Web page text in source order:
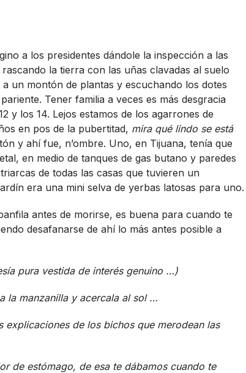
a los presidentes dándole la inspección a las
la tierra con las uñas clavadas al suelo
un montón de plantas y escuchando los dotes
Tener familia a veces es más desgracia
y los 14. Lejos estamos de los agarrones de
en pos de la pubertitad, mira qué lindo se está
y ahí­ fue, n’ombre. Uno, en Tijuana, tení­a que
en medio de tanques de gas butano y paredes
de todas las casas que tuvieren un
era una mini selva de yerbas latosas para uno.
antes de morirse, es buena para cuando te
desafanarse de ahí­ lo más antes posible a
pura vestida de interés genuino …)
la manzanilla y acercala al sol …
explicaciones de los bichos que merodean las
de estómago, de esa te dábamos cuando te